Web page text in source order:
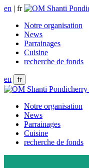
en | fr
Notre organisation
News
Parrainages
Cuisine
recherche de fonds
en fr
Notre organisation
News
Parrainages
Cuisine
recherche de fonds